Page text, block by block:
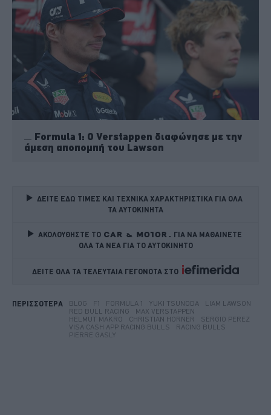
Formula 1: O Verstappen διαφώνησε με την
άμεση αποπομπή του Lawson
ΔΕΙΤΕ ΕΔΩ ΤΙΜΕΣ ΚΑΙ ΤΕΧΝΙΚΑ ΧΑΡΑΚΤΗΡΙΣΤΙΚΑ ΓΙΑ ΟΛΑ
ΤΑ ΑΥΤΟΚΙΝΗΤΑ
ΑΚΟΛΟΥΘΗΣΤΕ ΤΟ
ΓΙΑ ΝΑ ΜΑΘΑΙΝΕΤΕ
ΟΛΑ ΤΑ ΝΕΑ ΓΙΑ ΤΟ ΑΥΤΟΚΙΝΗΤΟ
ΔΕΙΤΕ ΟΛΑ ΤΑ ΤΕΛΕΥΤΑΙΑ ΓΕΓΟΝΟΤΑ ΣΤΟ
ΠΕΡΙΣΣΟΤΕΡΑ BLOG F1 FORMULA 1 YUKI TSUNODA
LIAM LAWSON
RED BULL RACING
MAX VERSTAPPEN
HELMUT MAKRO
CHRISTIAN HORNER
SERGIO PEREZ
VISA CASH APP RACING BULLS
RACING BULLS
PIERRE GASLY